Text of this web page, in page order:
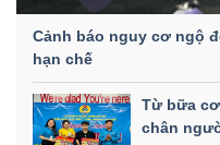
Cảnh báo nguy cơ ngộ
hạn chế
Từ bữa
chân